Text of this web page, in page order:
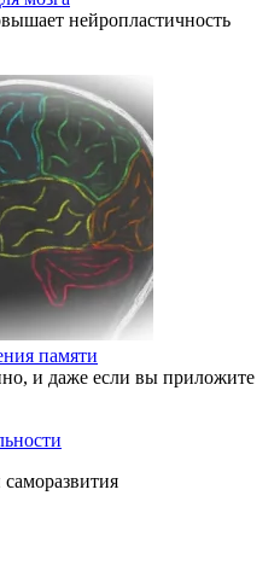
нейропластичность
памяти
и даже если вы приложите